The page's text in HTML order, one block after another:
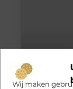
Wij maken